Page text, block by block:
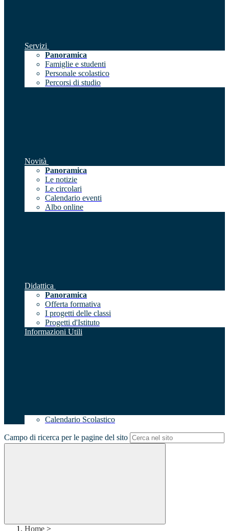
Servizi
Panoramica
Famiglie e studenti
Personale scolastico
Percorsi di studio
Novità
Panoramica
Le notizie
Le circolari
Calendario eventi
Albo online
Didattica
Panoramica
Offerta formativa
I progetti delle classi
Progetti d'Istituto
Informazioni Utili
Calendario Scolastico
Campo di ricerca per le pagine del sito
Home >